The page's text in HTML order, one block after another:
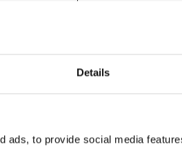
Details
ads, to provide social media